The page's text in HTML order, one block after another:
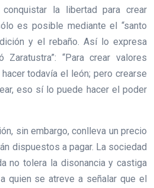
la libertad para crear
es posible mediante el “santo
y el rebaño. Así lo expresa
Zaratustra”: “Para crear valores
todavía el león; pero crearse
eso sí lo puede hacer el poder
sin embargo, conlleva un precio
dispuestos a pagar. La sociedad
no tolera la disonancia y castiga
quien se atreve a señalar que el